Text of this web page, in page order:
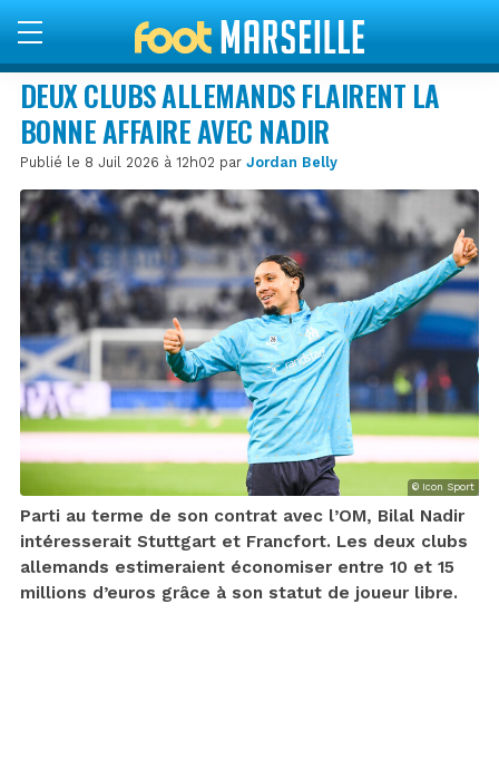
DEUX CLUBS ALLEMANDS FLAIRENT LA
BONNE AFFAIRE AVEC NADIR
Publié le 8 Juil 2026 à 12h02 par Jordan Belly
© Icon Sport
Parti au terme de son contrat avec l’OM, Bilal Nadir
intéresserait Stuttgart et Francfort. Les deux clubs
allemands estimeraient économiser entre 10 et 15
millions d’euros grâce à son statut de joueur libre.